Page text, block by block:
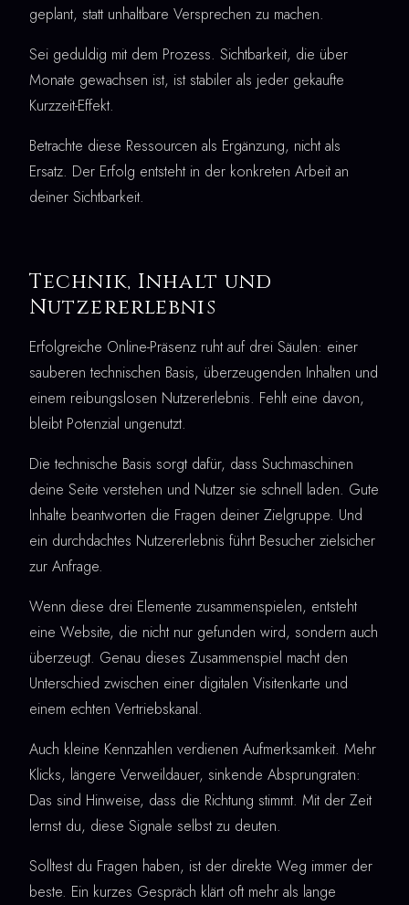
geplant, statt unhaltbare Versprechen zu machen.
Sei geduldig mit dem Prozess. Sichtbarkeit, die über
Monate gewachsen ist, ist stabiler als jeder gekaufte
Kurzzeit-Effekt.
Betrachte diese Ressourcen als Ergänzung, nicht als
Ersatz. Der Erfolg entsteht in der konkreten Arbeit an
deiner Sichtbarkeit.
Technik, Inhalt und
Nutzererlebnis
Erfolgreiche Online-Präsenz ruht auf drei Säulen: einer
sauberen technischen Basis, überzeugenden Inhalten und
einem reibungslosen Nutzererlebnis. Fehlt eine davon,
bleibt Potenzial ungenutzt.
Die technische Basis sorgt dafür, dass Suchmaschinen
deine Seite verstehen und Nutzer sie schnell laden. Gute
Inhalte beantworten die Fragen deiner Zielgruppe. Und
ein durchdachtes Nutzererlebnis führt Besucher zielsicher
zur Anfrage.
Wenn diese drei Elemente zusammenspielen, entsteht
eine Website, die nicht nur gefunden wird, sondern auch
überzeugt. Genau dieses Zusammenspiel macht den
Unterschied zwischen einer digitalen Visitenkarte und
einem echten Vertriebskanal.
Auch kleine Kennzahlen verdienen Aufmerksamkeit. Mehr
Klicks, längere Verweildauer, sinkende Absprungraten:
Das sind Hinweise, dass die Richtung stimmt. Mit der Zeit
lernst du, diese Signale selbst zu deuten.
Solltest du Fragen haben, ist der direkte Weg immer der
beste. Ein kurzes Gespräch klärt oft mehr als lange